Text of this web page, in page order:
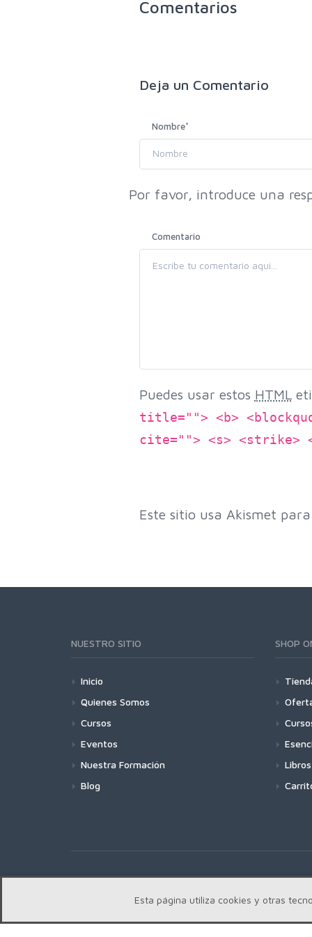
Comentarios
Deja un Comentario
Nombre*
Por favor, introduce una
Comentario
Puedes usar estos HTML
title=""> <b>
cite=""> <s> <strike>
Este sitio usa Akismet
NUESTRO SITIO
Inicio
Quienes Somos
Cursos
Eventos
Nuestra Formación
Blog
SHOP
Libros
Copyright | Centro Edward Bach © 2018
Esta página utiliza cookies y otras